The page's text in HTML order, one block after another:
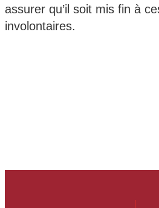
assurer qu’il soit mis fin à
involontaires.